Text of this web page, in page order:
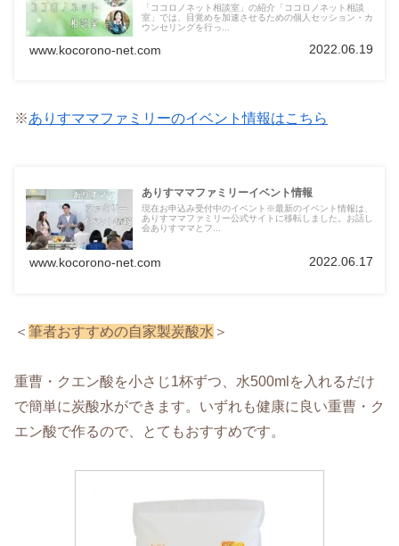
「ココロノネット相談室」の紹介「ココロノネット相談
室」では、目覚めを加速させるための個人セッション・カ
ウンセリングを行っ...
www.kocorono-net.com 2022.06.19
※ありすママファミリーのイベント情報はこちら
ありすママファミリーイベント情報
現在お申込み受付中のイベント※最新のイベント情報は、
ありすママファミリー公式サイトに移転しました。お話し
会ありすママとフ...
www.kocorono-net.com 2022.06.17
＜ 筆者おすすめの自家製炭酸水 ＞
重曹・クエン酸を小さじ1杯ずつ、水500mlを入れるだけ
で簡単に炭酸水ができます。いずれも健康に良い重曹・ク
エン酸で作るので、とてもおすすめです。